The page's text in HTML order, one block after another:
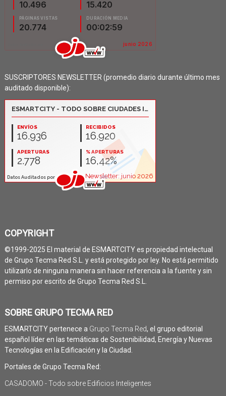
SUSCRIPTORES NEWSLETTER (promedio diario durante último mes
auditado disponible):
COPYRIGHT
©1999-2025 El material de ESMARTCITY es propiedad intelectual
de Grupo Tecma Red S.L. y está protegido por ley. No está permitido
utilizarlo de ninguna manera sin hacer referencia a la fuente y sin
permiso por escrito de Grupo Tecma Red S.L.
SOBRE GRUPO TECMA RED
ESMARTCITY pertenece a Grupo Tecma Red, el grupo editorial
español líder en las temáticas de Sostenibilidad, Energía y Nuevas
Tecnologías en la Edificación y la Ciudad.
Portales de Grupo Tecma Red:
CASADOMO - Todo sobre Edificios Inteligentes